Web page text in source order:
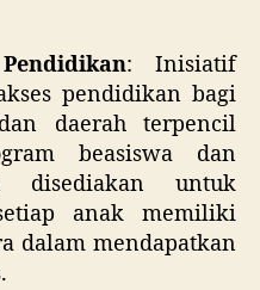
:Inisiatif
pendidikan bagi
daerah terpencil
beasiswa dan
disediakan untuk
anak memiliki
dalam mendapatkan